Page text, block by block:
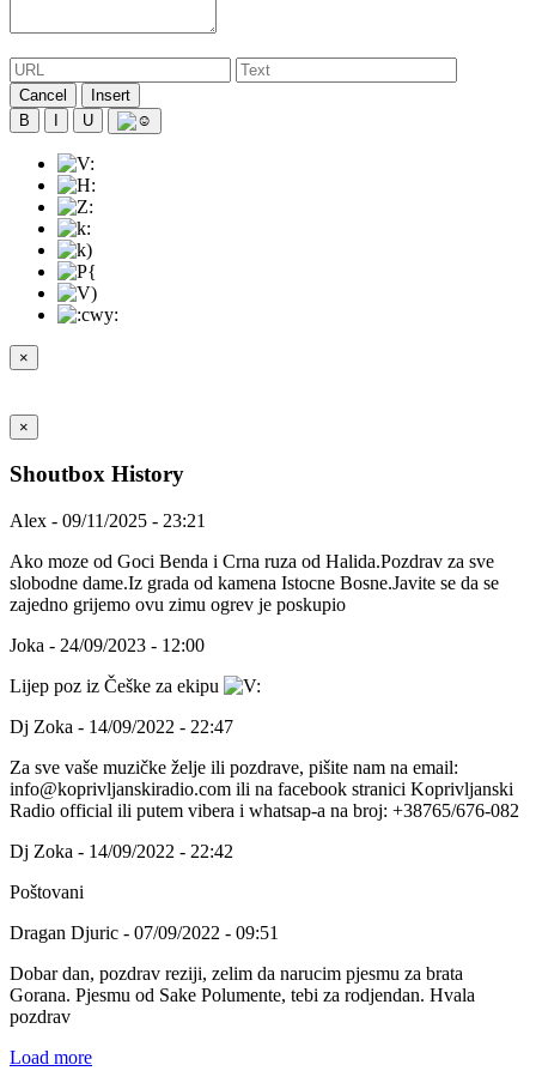
Cancel
Insert
B
U
×
×
Shoutbox History
Alex - 09/11/2025 - 23:21
Ako moze od Goci Benda i Crna ruza od Halida.Pozdrav za sve
slobodne dame.Iz grada od kamena Istocne Bosne.Javite se da se
zajedno grijemo ovu zimu ogrev je poskupio
Joka - 24/09/2023 - 12:00
Lijep poz iz Češke za ekipu
Dj Zoka - 14/09/2022 - 22:47
Za sve vaše muzičke želje ili pozdrave, pišite nam na email:
info@koprivljanskiradio.com ili na facebook stranici Koprivljanski
Radio official ili putem vibera i whatsap-a na broj: +38765/676-082
Dj Zoka - 14/09/2022 - 22:42
Poštovani
Dragan Djuric - 07/09/2022 - 09:51
Dobar dan, pozdrav reziji, zelim da narucim pjesmu za brata
Gorana. Pjesmu od Sake Polumente, tebi za rodjendan. Hvala
pozdrav
Load more